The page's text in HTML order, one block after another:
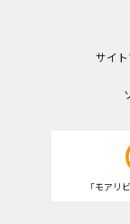
サイ
「モアリ